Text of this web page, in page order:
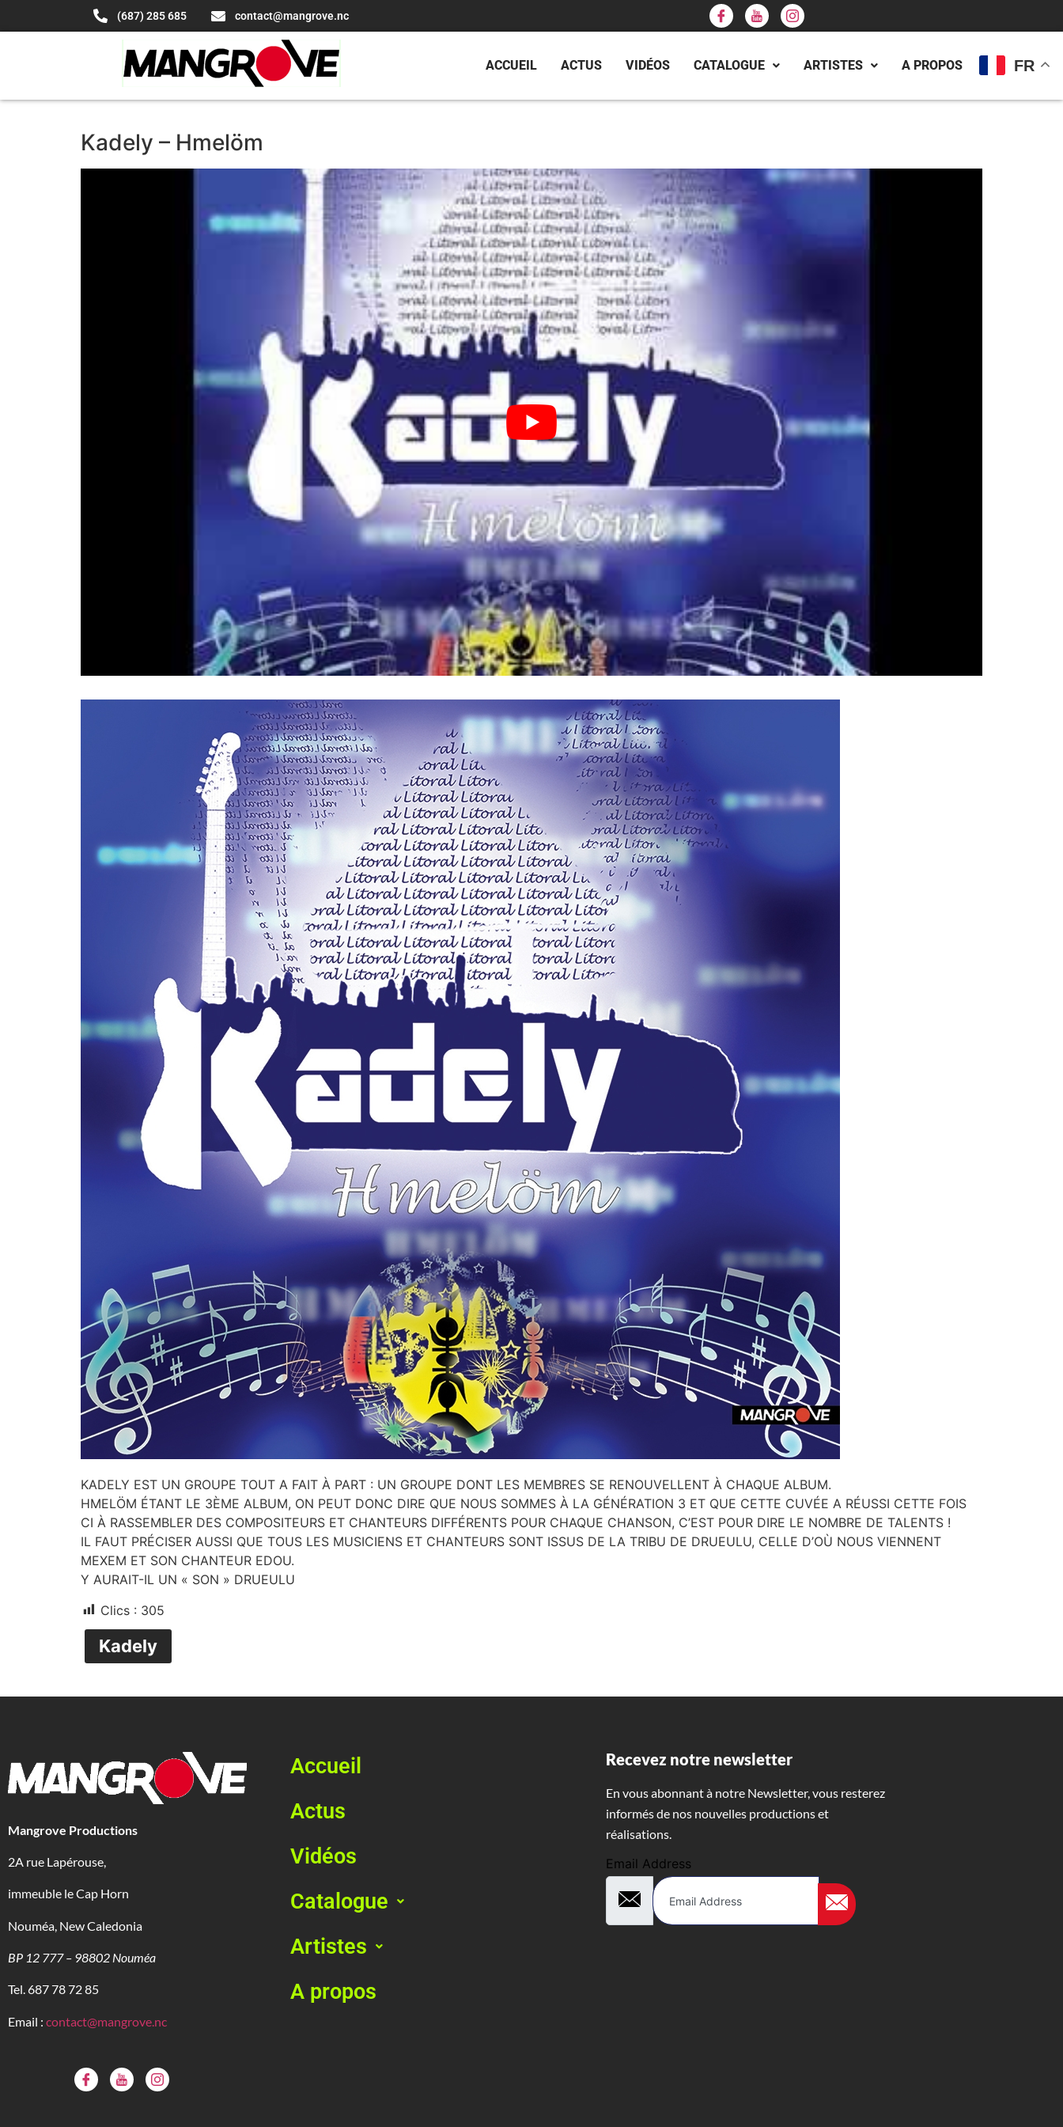
(687) 285 685 contact@mangrove.nc
ACCUEIL ACTUS VIDÉOS CATALOGUE ARTISTES A PROPOS
Kadely – Hmelöm
KADELY EST UN GROUPE TOUT A FAIT À PART : UN GROUPE DONT LES MEMBRES SE RENOUVELLENT À CHAQUE ALBUM.
HMELÖM ÉTANT LE 3ÈME ALBUM, ON PEUT DONC DIRE QUE NOUS SOMMES À LA GÉNÉRATION 3 ET QUE CETTE CUVÉE A RÉUSSI CETTE FOIS
CI À RASSEMBLER DES COMPOSITEURS ET CHANTEURS DIFFÉRENTS POUR CHAQUE CHANSON, C’EST POUR DIRE LE NOMBRE DE TALENTS !
IL FAUT PRÉCISER AUSSI QUE TOUS LES MUSICIENS ET CHANTEURS SONT ISSUS DE LA TRIBU DE DRUEULU, CELLE D’OÙ NOUS VIENNENT
MEXEM ET SON CHANTEUR EDOU.
Y AURAIT-IL UN « SON » DRUEULU
Clics : 305
Kadely
Mangrove Productions
2A rue Lapérouse,
immeuble le Cap Horn
Nouméa, New Caledonia
BP 12 777 – 98802 Nouméa
Tel. 687 78 72 85
Email : contact@mangrove.nc
Accueil
Actus
Vidéos
Catalogue
Artistes
A propos
Recevez notre newsletter
En vous abonnant à notre Newsletter, vous resterez
informés de nos nouvelles productions et
réalisations.
Email Address
FR